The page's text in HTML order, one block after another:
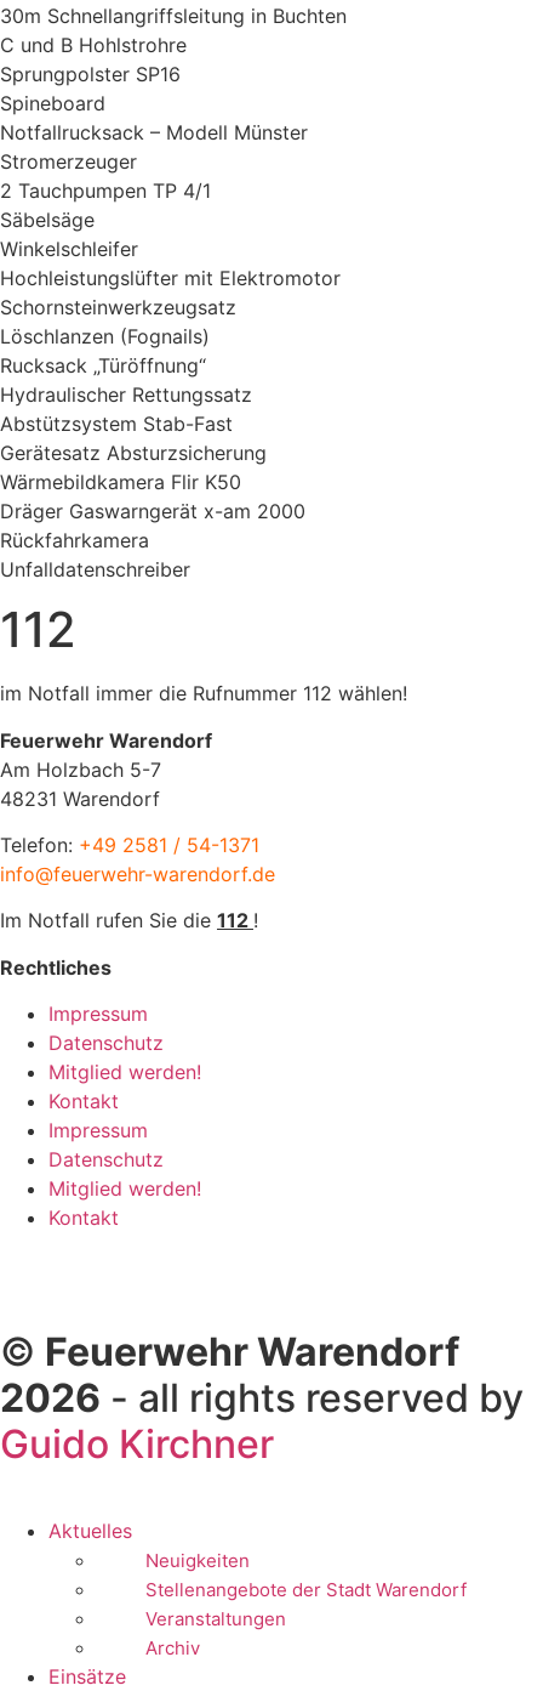
30m Schnellangriffsleitung in Buchten
C und B Hohlstrohre
Sprungpolster SP16
Spineboard
Notfallrucksack – Modell Münster
Stromerzeuger
2 Tauchpumpen TP 4/1
Säbelsäge
Winkelschleifer
Hochleistungslüfter mit Elektromotor
Schornsteinwerkzeugsatz
Löschlanzen (Fognails)
Rucksack „Türöffnung“
Hydraulischer Rettungssatz
Abstützsystem Stab-Fast
Gerätesatz Absturzsicherung
Wärmebildkamera Flir K50
Dräger Gaswarngerät x-am 2000
Rückfahrkamera
Unfalldatenschreiber
112
im Notfall immer die Rufnummer 112 wählen!
Feuerwehr Warendorf
Am Holzbach 5-7
48231 Warendorf
Telefon: +49 2581 / 54-1371
info@feuerwehr-warendorf.de
Im Notfall rufen Sie die 112 !
Rechtliches
Impressum
Datenschutz
Mitglied werden!
Kontakt
Impressum
Datenschutz
Mitglied werden!
Kontakt
© Feuerwehr Warendorf
2026 - all rights reserved by
Guido Kirchner
Aktuelles
Neuigkeiten
Stellenangebote der Stadt Warendorf
Veranstaltungen
Archiv
Einsätze